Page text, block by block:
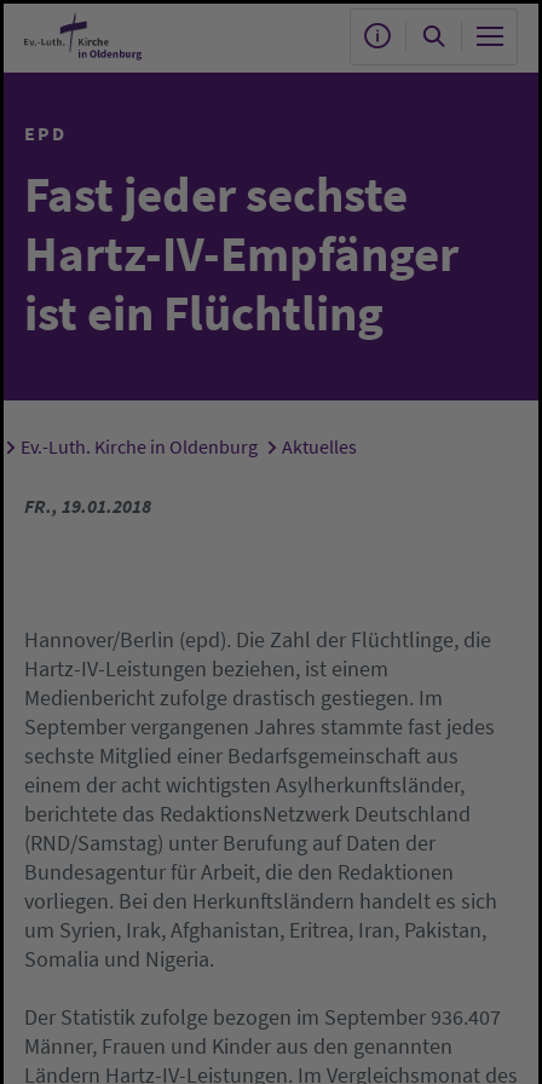
Zum Hauptinhalt springen
EPD
Fast jeder sechste
Hartz-IV-Empfänger
ist ein Flüchtling
Sie sind hier:
Ev.-Luth. Kirche in Oldenburg Aktuelles
FR., 19.01.2018
Hannover/Berlin (epd). Die Zahl der Flüchtlinge, die
Hartz-IV-Leistungen beziehen, ist einem
Medienbericht zufolge drastisch gestiegen. Im
September vergangenen Jahres stammte fast jedes
sechste Mitglied einer Bedarfsgemeinschaft aus
einem der acht wichtigsten Asylherkunftsländer,
berichtete das RedaktionsNetzwerk Deutschland
(RND/Samstag) unter Berufung auf Daten der
Bundesagentur für Arbeit, die den Redaktionen
vorliegen. Bei den Herkunftsländern handelt es sich
um Syrien, Irak, Afghanistan, Eritrea, Iran, Pakistan,
Somalia und Nigeria.
Der Statistik zufolge bezogen im September 936.407
Männer, Frauen und Kinder aus den genannten
Ländern Hartz-IV-Leistungen. Im Vergleichsmonat des